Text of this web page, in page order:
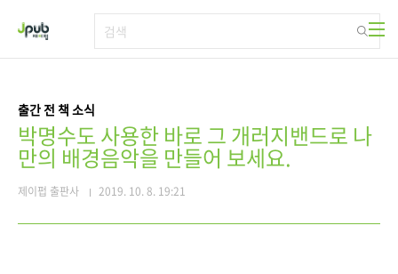
출간 전 책 소식
박명수도 사용한 바로 그 개러지밴드로 나
만의 배경음악을 만들어 보세요.
제이펍 출판사 2019. 10. 8. 19:21